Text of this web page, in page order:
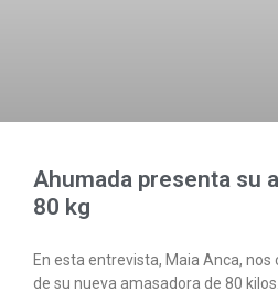
Ahumada presenta su
80 kg
En esta entrevista, Maia Anca,
de su nueva amasadora de 80